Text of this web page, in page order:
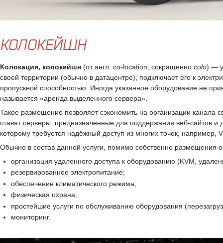
КОЛОКЕЙШН
Колокация, колокейшн (от англ. co-location , сокращенно colo) —
своей территории (обычно в датацентре), подключает его к
пропускной способностью. Иногда указанное оборудование не
называется «аренда выделенного сервера».
Такое размещение позволяет сэкономить на организации
ставят серверы, предназначенные для поддержания веб-сайтов
которому требуется надёжный доступ из многих точек,
Обычно в состав данной услуги, помимо собственно размещения
организация удаленного доступа к оборудованию (KVM,
резервированное электропитание;
обеспечение климатического режима;
физическая охрана;
простейшие услуги по обслуживанию оборудования
мониторинг.